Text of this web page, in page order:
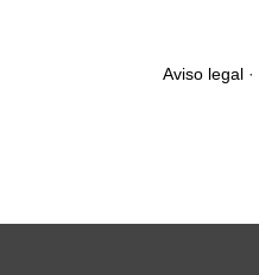
Aviso legal·